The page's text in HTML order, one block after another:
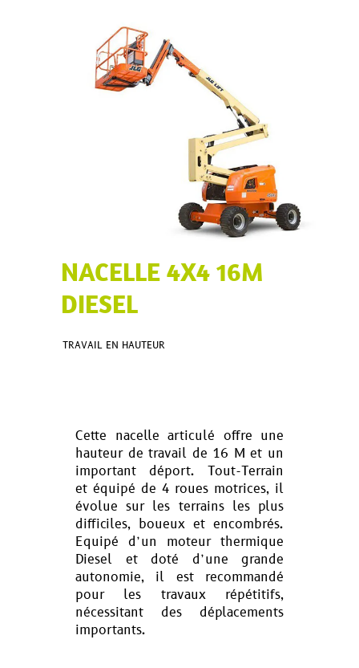
NACELLE 4X4 16M
DIESEL
TRAVAIL EN HAUTEUR
Cette nacelle articulé offre une
hauteur de travail de 16 M et un
important déport. Tout-Terrain
et équipé de 4 roues motrices, il
évolue sur les terrains les plus
difficiles, boueux et encombrés.
Equipé d’un moteur thermique
Diesel et doté d’une grande
autonomie, il est recommandé
pour les travaux répétitifs,
nécessitant des déplacements
importants.